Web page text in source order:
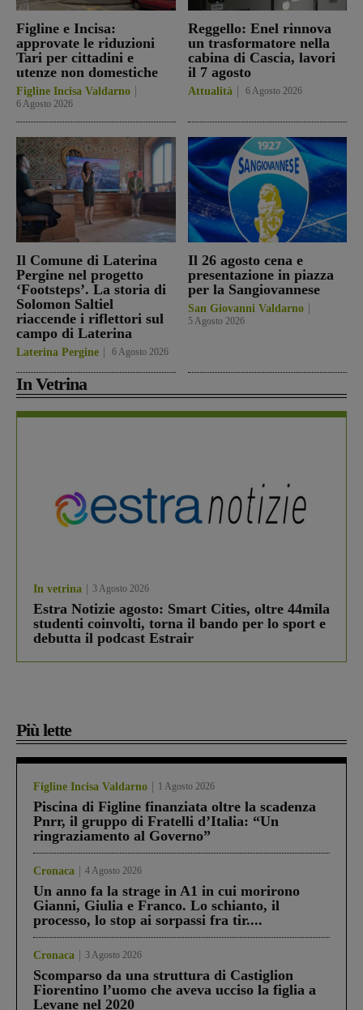
Figline e Incisa:
approvate le riduzioni
Tari per cittadini e
utenze non domestiche
Figline Incisa Valdarno
6 Agosto 2026
Reggello: Enel rinnova
un trasformatore nella
cabina di Cascia, lavori
il 7 agosto
Attualità 6 Agosto 2026
Il Comune di Laterina
Pergine nel progetto
‘Footsteps’. La storia di
Solomon Saltiel
riaccende i riflettori sul
campo di Laterina
Laterina Pergine 6 Agosto 2026
Il 26 agosto cena e
presentazione in piazza
per la Sangiovannese
San Giovanni Valdarno
5 Agosto 2026
In Vetrina
In vetrina 3 Agosto 2026
Estra Notizie agosto: Smart Cities, oltre 44mila
studenti coinvolti, torna il bando per lo sport e
debutta il podcast Estrair
Più lette
Figline Incisa Valdarno 1 Agosto 2026
Piscina di Figline finanziata oltre la scadenza
Pnrr, il gruppo di Fratelli d’Italia: “Un
ringraziamento al Governo”
Cronaca 4 Agosto 2026
Un anno fa la strage in A1 in cui morirono
Gianni, Giulia e Franco. Lo schianto, il
processo, lo stop ai sorpassi fra tir....
Cronaca 3 Agosto 2026
Scomparso da una struttura di Castiglion
Fiorentino l’uomo che aveva ucciso la figlia a
Levane nel 2020